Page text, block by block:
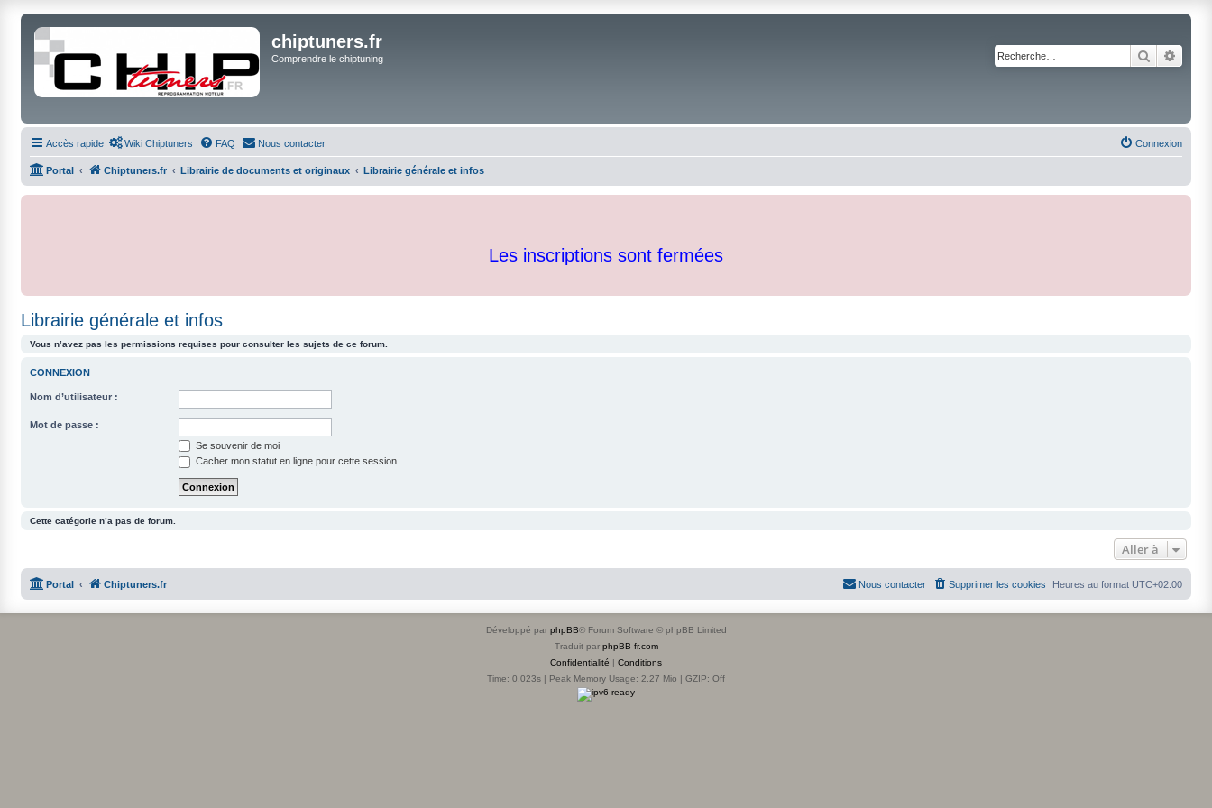
chiptuners.fr
Comprendre le chiptuning Rechercher
Accès rapide Wiki Chiptuners FAQ Nous contacter Connexion
Portal Chiptuners.fr Librairie de documents et originaux Librairie générale et infos
Les inscriptions sont fermées
Librairie générale et infos
Vous n’avez pas les permissions requises pour consulter les sujets de ce forum.
CONNEXION
Nom d’utilisateur :
Mot de passe :
Se souvenir de moi
Cacher mon statut en ligne pour cette session
Cette catégorie n’a pas de forum.
Aller à
Portal Chiptuners.fr Heures au format UTC+02:00
Supprimer les cookies
Nous contacter
Développé par phpBB® Forum Software © phpBB Limited
Traduit par phpBB-fr.com
Confidentialité | Conditions
Time: 0.023s | Peak Memory Usage: 2.27 Mio | GZIP: Off